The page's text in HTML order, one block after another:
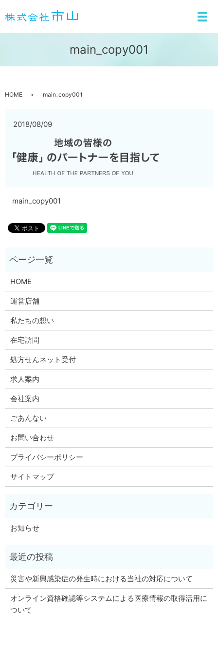
メ
main_copy001
HOME main_copy001
2018/08/09
main_copy001
HOME
運営店舗
私たちの想い
在宅訪問
処方せんネット受付
求人案内
会社案内
ごあんない
お問い合わせ
プライバシーポリシー
サイトマップ
お知らせ
災害や新興感染症の発生時における当社の対応について
オンライン資格確認等システムによる医療情報の取得活用に
ついて